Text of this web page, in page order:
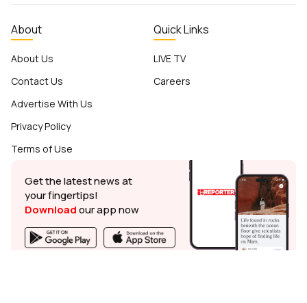
About
About Us
Contact Us
Advertise With Us
Privacy Policy
Terms of Use
Quick Links
LIVE TV
Careers
Get the latest news at
your fingertips!
Downloadour app now